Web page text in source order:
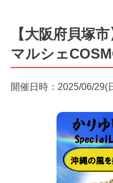
【大阪府貝塚
マルシェ
開催日時：2025/06/29(